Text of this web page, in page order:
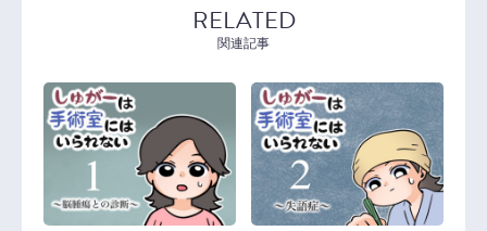
RELATED
関連記事